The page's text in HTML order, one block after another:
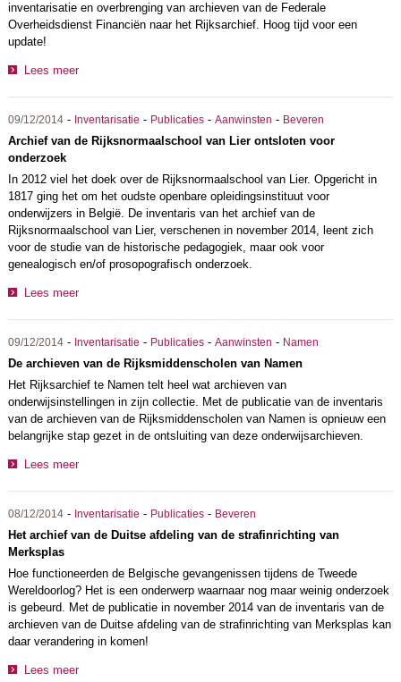
inventarisatie en overbrenging van archieven van de Federale
Overheidsdienst Financiën naar het Rijksarchief. Hoog tijd voor een
update!
Lees meer
09/12/2014- Inventarisatie - Publicaties- Aanwinsten - Beveren
Archief van de Rijksnormaalschool van Lier ontsloten voor
onderzoek
In 2012 viel het doek over de Rijksnormaalschool van Lier. Opgericht in
1817 ging het om het oudste openbare opleidingsinstituut voor
onderwijzers in België. De inventaris van het archief van de
Rijksnormaalschool van Lier, verschenen in november 2014, leent zich
voor de studie van de historische pedagogiek, maar ook voor
genealogisch en/of prosopografisch onderzoek.
Lees meer
09/12/2014- Inventarisatie - Publicaties- Aanwinsten - Namen
De archieven van de Rijksmiddenscholen van Namen
Het Rijksarchief te Namen telt heel wat archieven van
onderwijsinstellingen in zijn collectie. Met de publicatie van de inventaris
van de archieven van de Rijksmiddenscholen van Namen is opnieuw een
belangrijke stap gezet in de ontsluiting van deze onderwijsarchieven.
Lees meer
08/12/2014- Inventarisatie - Publicaties- Beveren
Het archief van de Duitse afdeling van de strafinrichting van
Merksplas
Hoe functioneerden de Belgische gevangenissen tijdens de Tweede
Wereldoorlog? Het is een onderwerp waarnaar nog maar weinig onderzoek
is gebeurd. Met de publicatie in november 2014 van de inventaris van de
archieven van de Duitse afdeling van de strafinrichting van Merksplas kan
daar verandering in komen!
Lees meer